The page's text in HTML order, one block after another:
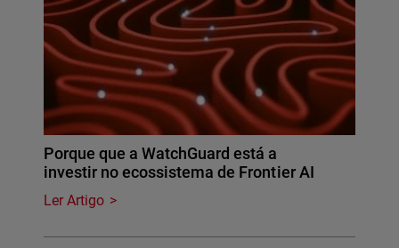
Porque que a WatchGuard está a
investir no ecossistema de Frontier AI
Ler Artigo